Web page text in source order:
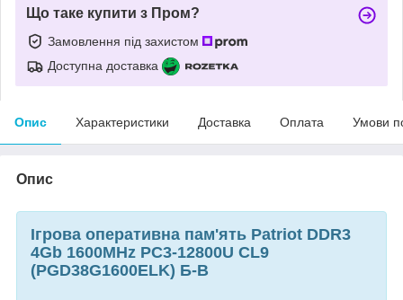
Що таке купити з Пром?
Замовлення під захистом
Доступна доставка
Опис Характеристики Доставка Оплата Умови
Опис
Ігрова оперативна пам'ять Patriot DDR3
4Gb 1600MHz PC3-12800U CL9
(PGD38G1600ELK) Б-В